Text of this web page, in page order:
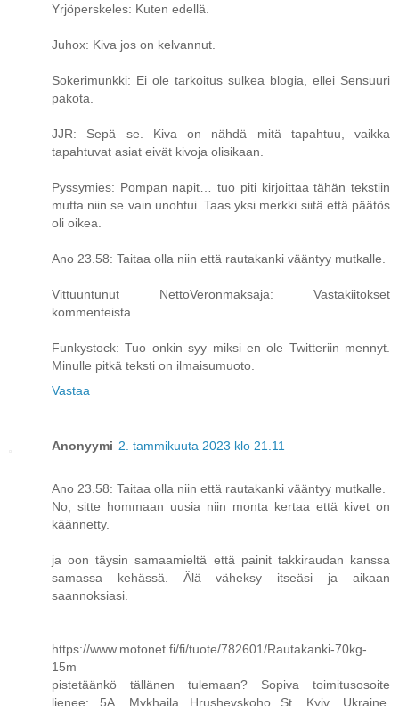
Yrjöperskeles: Kuten edellä.
Juhox: Kiva jos on kelvannut.
Sokerimunkki: Ei ole tarkoitus sulkea blogia, ellei Sensuuri
pakota.
JJR: Sepä se. Kiva on nähdä mitä tapahtuu, vaikka
tapahtuvat asiat eivät kivoja olisikaan.
Pyssymies: Pompan napit… tuo piti kirjoittaa tähän tekstiin
mutta niin se vain unohtui. Taas yksi merkki siitä että päätös
oli oikea.
Ano 23.58: Taitaa olla niin että rautakanki vääntyy mutkalle.
Vittuuntunut NettoVeronmaksaja: Vastakiitokset
kommenteista.
Funkystock: Tuo onkin syy miksi en ole Twitteriin mennyt.
Minulle pitkä teksti on ilmaisumuoto.
Vastaa
Anonyymi 2. tammikuuta 2023 klo 21.11
Ano 23.58: Taitaa olla niin että rautakanki vääntyy mutkalle.
No, sitte hommaan uusia niin monta kertaa että kivet on
käännetty.
ja oon täysin samaamieltä että painit takkiraudan kanssa
samassa kehässä. Älä väheksy itseäsi ja aikaan
saannoksiasi.
https://www.motonet.fi/fi/tuote/782601/Rautakanki-70kg-
15m
pistetäänkö tällänen tulemaan? Sopiva toimitusosoite
lienee: 5A, Mykhaila Hrushevskoho St, Kyiv, Ukraine,